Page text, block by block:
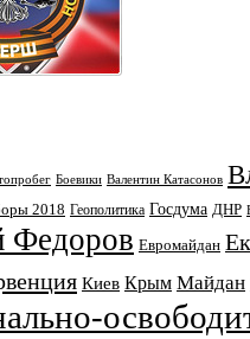
Боевики Валентин Катасонов
2018 Геополитика Госдума ДНР
Федоров Евромайдан
Киев Крым Майдан